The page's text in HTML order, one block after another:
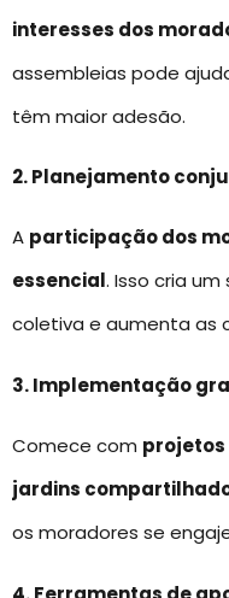
interesses dos
assembleias pode
têm maior adesão.
2. Planejamento
A participação dos
essencial. Isso cria
coletiva e aumenta as
3. Implementação
Comece com projetos
jardins
os moradores se